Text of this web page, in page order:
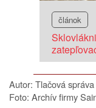
článok
Autor: Tlačová správa
Foto: Archív firmy